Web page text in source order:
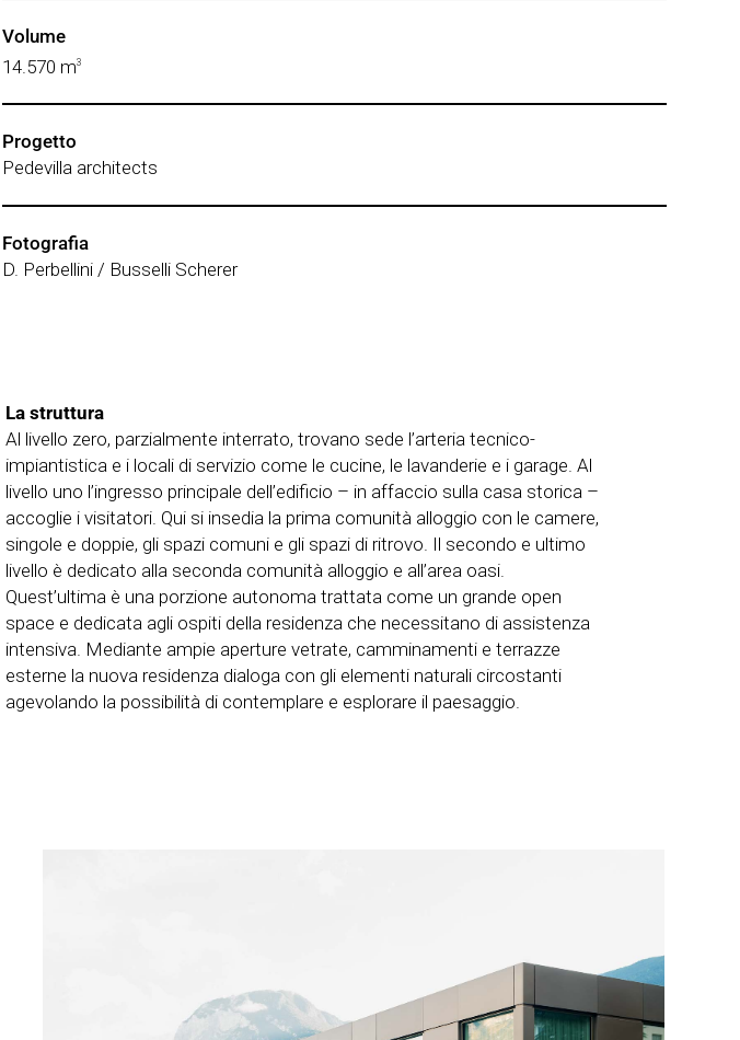
Volume
14.570 m3
Progetto
Pedevilla architects
Fotografia
D. Perbellini / Busselli Scherer
La struttura
Al livello zero, parzialmente interrato, trovano sede l’arteria tecnico-
impiantistica e i locali di servizio come le cucine, le lavanderie e i garage. Al
livello uno l’ingresso principale dell’edificio – in affaccio sulla casa storica –
accoglie i visitatori. Qui si insedia la prima comunità alloggio con le camere,
singole e doppie, gli spazi comuni e gli spazi di ritrovo. Il secondo e ultimo
livello è dedicato alla seconda comunità alloggio e all’area oasi.
Quest’ultima è una porzione autonoma trattata come un grande open
space e dedicata agli ospiti della residenza che necessitano di assistenza
intensiva. Mediante ampie aperture vetrate, camminamenti e terrazze
esterne la nuova residenza dialoga con gli elementi naturali circostanti
agevolando la possibilità di contemplare e esplorare il paesaggio.